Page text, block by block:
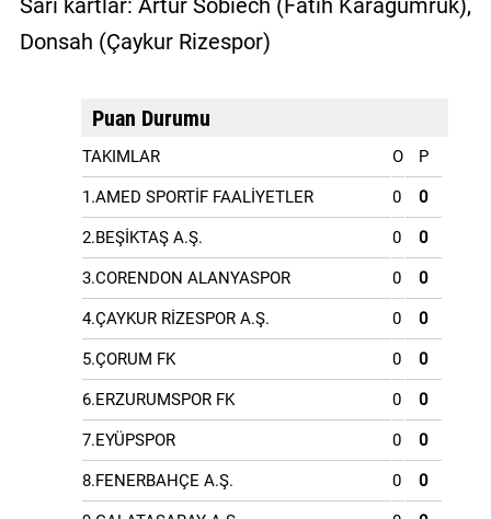
Sarı kartlar: Artur Sobiech (Fatih Karagümrük),
Donsah (Çaykur Rizespor)
Puan Durumu
TAKIMLAR O P
1.AMED SPORTİF FAALİYETLER 0 0
2.BEŞİKTAŞ A.Ş. 0 0
3.CORENDON ALANYASPOR 0 0
4.ÇAYKUR RİZESPOR A.Ş. 0 0
5.ÇORUM FK 0 0
6.ERZURUMSPOR FK 0 0
7.EYÜPSPOR 0 0
8.FENERBAHÇE A.Ş. 0 0